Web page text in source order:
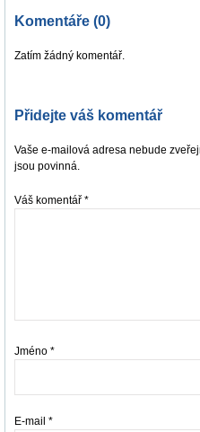
Komentáře (0)
Zatím žádný komentář.
Přidejte váš komentář
Vaše e-mailová adresa nebude
jsou povinná.
Váš komentář *
Jméno *
E-mail *